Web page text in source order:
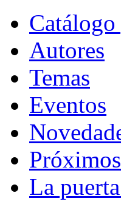
Catálogo
Autores
Temas
Eventos
La